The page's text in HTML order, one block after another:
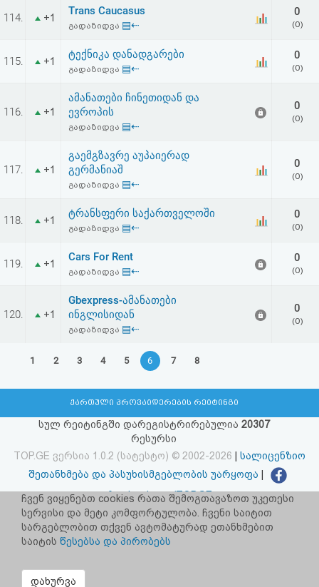
114. +1
Trans Caucasus
გადაზიდვა ▤⇠
0
(0)
115. +1
ტექნიკა დანადგარები
გადაზიდვა ▤⇠
0
(0)
116. +1
ამანათები ჩინეთიდან და
ევროპის
გადაზიდვა ▤⇠
0
(0)
117. +1
გაემგზავრე აუპაიერად
გერმანიაშ
გადაზიდვა ▤⇠
0
(0)
118. +1
ტრანსფერი საქართველოში
გადაზიდვა ▤⇠
0
(0)
119. +1
Cars For Rent
გადაზიდვა ▤⇠
0
(0)
120. +1
Gbexpress-ამანათები
ინგლისიდან
გადაზიდვა ▤⇠
0
(0)
1 2 3 4 5 6 7 8
ქართული პროვაიდერების რეიტინგი
სულ რეიტინგში დარეგისტრირებულია 20307
რესურსი
TOP.GE ვერსია 1.0.2 (სატესტო) © 2002-2026
სალიცენზიო
შეთანხმება და პასუხისმგებლობის უარყოფა
facebook.com/TOP.GE
იხილეთ TOP.GE - ის ძველი ვერსია ბმულზე
TOP.GE-ს სერვერების განთავსებას და ინტერნეტთან კავშირს
ჩვენ ვიყენებთ cookies რათა შემოგთავაზოთ უკეთესი
სერვისი და მეტი კომფორტულობა. ჩვენი საიტით
სარგებლობით თქვენ ავტომატურად ეთანხმებით
საიტის წესებსა და პირობებს
დახურვა